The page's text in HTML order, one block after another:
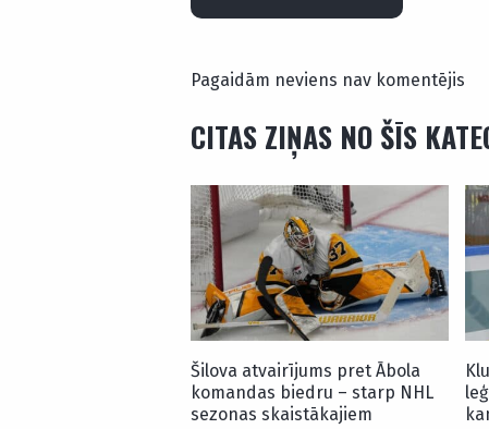
Pagaidām neviens nav komentējis
CITAS ZIŅAS NO ŠĪS
Šilova atvairījums pret Ābola
komandas biedru – starp NHL
sezonas skaistākajiem